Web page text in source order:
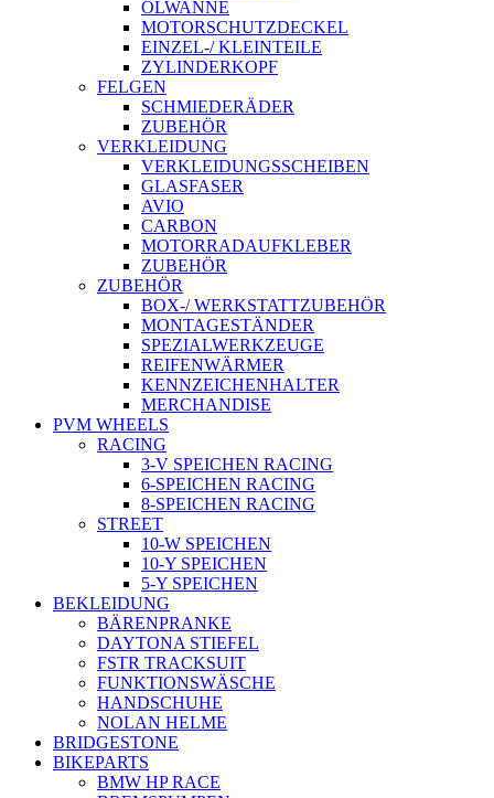
ÖLWANNE
MOTORSCHUTZDECKEL
EINZEL-/ KLEINTEILE
ZYLINDERKOPF
FELGEN
SCHMIEDERÄDER
ZUBEHÖR
VERKLEIDUNG
VERKLEIDUNGSSCHEIBEN
GLASFASER
AVIO
CARBON
MOTORRADAUFKLEBER
ZUBEHÖR
ZUBEHÖR
BOX-/ WERKSTATTZUBEHÖR
MONTAGESTÄNDER
SPEZIALWERKZEUGE
REIFENWÄRMER
KENNZEICHENHALTER
MERCHANDISE
PVM WHEELS
RACING
3-V SPEICHEN RACING
6-SPEICHEN RACING
8-SPEICHEN RACING
STREET
10-W SPEICHEN
10-Y SPEICHEN
5-Y SPEICHEN
BEKLEIDUNG
BÄRENPRANKE
DAYTONA STIEFEL
FSTR TRACKSUIT
FUNKTIONSWÄSCHE
HANDSCHUHE
NOLAN HELME
BRIDGESTONE
BIKEPARTS
BMW HP RACE